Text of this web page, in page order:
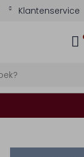
Klantenservice